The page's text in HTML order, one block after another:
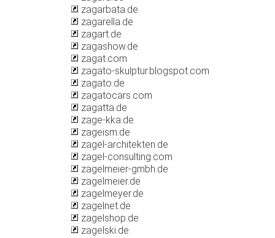
zagarbata.de
zagarella.de
zagart.de
zagashow.de
zagat.com
zagato-skulptur.blogspot.com
zagato.de
zagatocars.com
zagatta.de
zage-kka.de
zageism.de
zagel-architekten.de
zagel-consulting.com
zagelmeier-gmbh.de
zagelmeier.de
zagelmeyer.de
zagelnet.de
zagelshop.de
zagelski.de